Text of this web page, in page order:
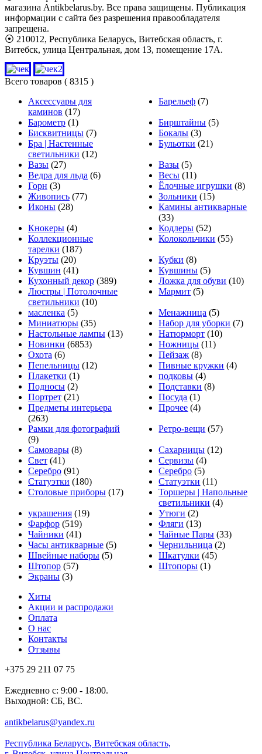
магазина Antikbelarus.by. Все права защищены. Публикация
информации с сайта без разрешения правообладателя
запрещена.
⦿ 210012, Республика Беларусь, Витебская область, г.
Витебск, улица Центральная, дом 13, помещение 17А.
Всего товаров ( 8315 )
Аксессуары для
каминов (17)
Барельеф (7)
Барометр (1) Бирштайны (5)
Бисквитницы (7) Бокалы (3)
Бра | Настенные
светильники (12)
Бульотки (21)
Вазы (27) Вазы (5)
Ведра для льда (6) Весы (11)
Горн (3) Ёлочные игрушки (8)
Живопись (77) Зольники (15)
Иконы (28)
Камины антикварные
(33)
Кнокеры (4) Кодлеры (52)
Коллекционные
тарелки (187)
Колокольчики (55)
Круэты (20) Кубки (8)
Кувшин (41) Кувшины (5)
Кухонный декор (389) Ложка для обуви (10)
Люстры | Потолочные
светильники (10)
Мармит (5)
масленка (5) Менажница (5)
Миниатюры (35) Набор для уборки (7)
Настольные лампы (13) Натюрморт (10)
Новинки (6853) Ножницы (11)
Охота (6) Пейзаж (8)
Пепельницы (12) Пивные кружки (4)
Плакетки (1) подковы (4)
Подносы (2) Подставки (8)
Портрет (21) Посуда (1)
Предметы интерьера
(263)
Прочее (4)
Рамки для фотографий
(9)
Ретро-вещи (57)
Самовары (8) Сахарницы (12)
Свет (41) Сервизы (4)
Серебро (91) Серебро (5)
Статуэтки (180) Статуэтки (11)
Столовые приборы (17)
Торшеры | Напольные
светильники (4)
украшения (19) Утюги (2)
Фарфор (519) Фляги (13)
Чайники (41) Чайные Пары (33)
Часы антикварные (5) Чернильница (2)
Швейные наборы (5) Шкатулки (45)
Штопор (57) Штопоры (1)
Экраны (3)
Хиты
Акции и распродажи
Оплата
О нас
Контакты
Отзывы
+375 29 211 07 75
Ежедневно с: 9:00 - 18:00.
Выходной: СБ, ВС.
antikbelarus@yandex.ru
Республика Беларусь, Витебская область,